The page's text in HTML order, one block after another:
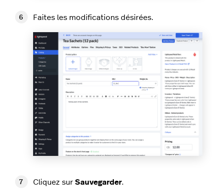
Faites les modifications désirées.
Cliquez sur Sauvegarder.